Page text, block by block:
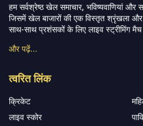
हम सर्वश्रेष्ठ खेल समाचार, भविष्यवाणियां और
जिसमें खेल बाजारों की एक विस्तृत श्रृंखला
साथ-साथ प्रशंसकों के लिए लाइव स्ट्रीमिंग मैच
और पढ़ें…
त्वरित लिंक
क्रिकेट
लाइव स्कोर